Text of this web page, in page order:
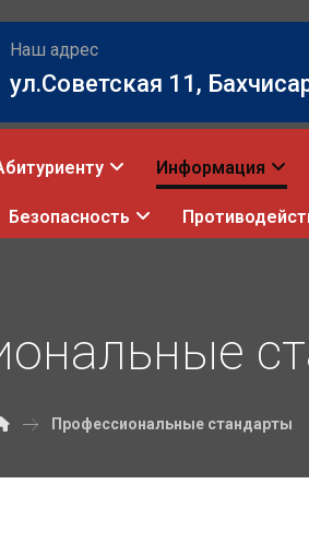
Наш адрес
ул.Советская 11,
Информация
Безопасность
Профессиональные стандарты